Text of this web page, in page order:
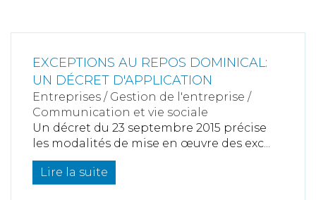
EXCEPTIONS AU REPOS DOMINICAL:
UN DÉCRET D'APPLICATION
Entreprises / Gestion de l'entreprise /
Communication et vie sociale
Un décret du 23 septembre 2015 précise
les modalités de mise en œuvre des exc...
Lire la suite